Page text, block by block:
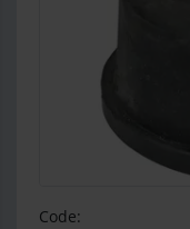
Code: